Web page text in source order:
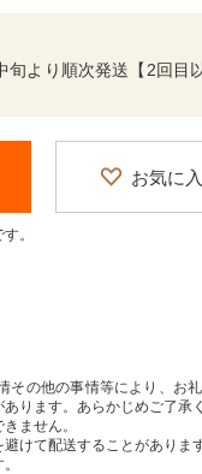
より順次発送【2回目
お気に
。
の他の事情等により、お
ります。あらかじめご了承
ません。
けて配送することがあります